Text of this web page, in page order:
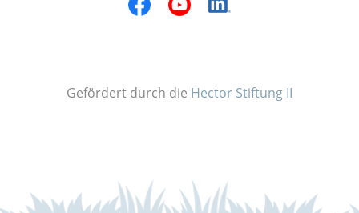
Gefördert durch die Hector Stiftung II